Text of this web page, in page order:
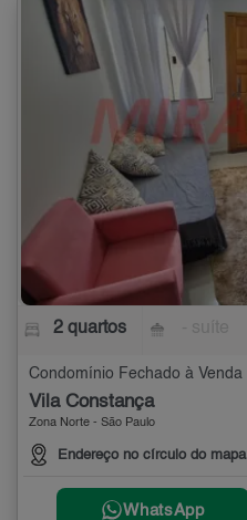
2 quartos
Vila Constança
Zona Norte - São Paulo
Endereço no círculo do mapa
WhatsApp